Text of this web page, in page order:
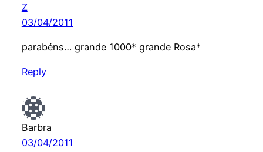
Z
03/04/2011
parabéns… grande 1000* grande Rosa*
Reply
Barbra
03/04/2011